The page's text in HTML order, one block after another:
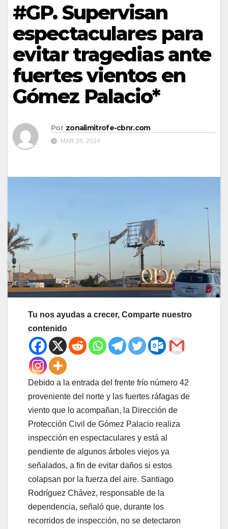
#GP. Supervisan
espectaculares para
evitar tragedias ante
fuertes vientos en
Gómez Palacio*
Por zonalimitrofe-cbnr.com
MAR 26, 2024
Tu nos ayudas a crecer, Comparte nuestro
contenido
Debido a la entrada del frente frío número 42
proveniente del norte y las fuertes ráfagas de
viento que lo acompañan, la Dirección de
Protección Civil de Gómez Palacio realiza
inspección en espectaculares y está al
pendiente de algunos árboles viejos ya
señalados, a fin de evitar daños si estos
colapsan por la fuerza del aire. Santiago
Rodríguez Chávez, responsable de la
dependencia, señaló que, durante los
recorridos de inspección, no se detectaron